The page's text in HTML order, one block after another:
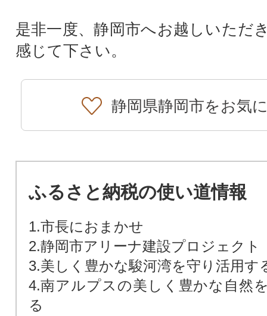
是非一度、静岡市へお越しいただ
感じて下さい。
静岡県静岡市をお気
ふるさと納税の使い道情報
1.市長におまかせ
2.静岡市アリーナ建設プロジェクト
3.美しく豊かな駿河湾を守り活用す
4.南アルプスの美しく豊かな自然
る